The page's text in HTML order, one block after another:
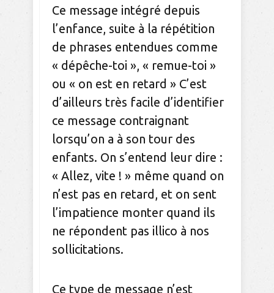
Ce message intégré depuis
l’enfance, suite à la répétition
de phrases entendues comme
« dépêche-toi », « remue-toi »
ou « on est en retard » C’est
d’ailleurs très facile d’identifier
ce message contraignant
lorsqu’on a à son tour des
enfants. On s’entend leur dire :
« Allez, vite ! » même quand on
n’est pas en retard, et on sent
l’impatience monter quand ils
ne répondent pas illico à nos
sollicitations.
Ce type de message n’est